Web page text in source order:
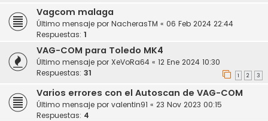
Vagcom malaga
Último mensaje por NacherasTM « 06 Feb 2024 22:44
Respuestas: 1
VAG-COM para Toledo MK4
Último mensaje por XeVoRa64 « 12 Ene 2024 10:30
Respuestas: 31 1 2 3
Varios errores con el Autoscan de VAG-COM
Último mensaje por valentin91 « 23 Nov 2023 00:15
Respuestas: 4